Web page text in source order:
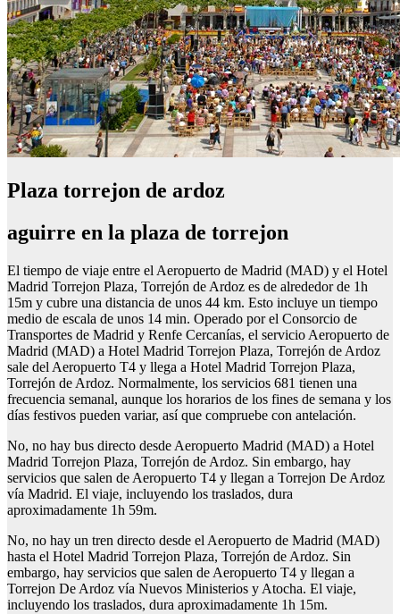
Plaza torrejon de ardoz
aguirre en la plaza de torrejon
El tiempo de viaje entre el Aeropuerto de Madrid (MAD) y el Hotel
Madrid Torrejon Plaza, Torrejón de Ardoz es de alrededor de 1h
15m y cubre una distancia de unos 44 km. Esto incluye un tiempo
medio de escala de unos 14 min. Operado por el Consorcio de
Transportes de Madrid y Renfe Cercanías, el servicio Aeropuerto de
Madrid (MAD) a Hotel Madrid Torrejon Plaza, Torrejón de Ardoz
sale del Aeropuerto T4 y llega a Hotel Madrid Torrejon Plaza,
Torrejón de Ardoz. Normalmente, los servicios 681 tienen una
frecuencia semanal, aunque los horarios de los fines de semana y los
días festivos pueden variar, así que compruebe con antelación.
No, no hay bus directo desde Aeropuerto Madrid (MAD) a Hotel
Madrid Torrejon Plaza, Torrejón de Ardoz. Sin embargo, hay
servicios que salen de Aeropuerto T4 y llegan a Torrejon De Ardoz
vía Madrid. El viaje, incluyendo los traslados, dura
aproximadamente 1h 59m.
No, no hay un tren directo desde el Aeropuerto de Madrid (MAD)
hasta el Hotel Madrid Torrejon Plaza, Torrejón de Ardoz. Sin
embargo, hay servicios que salen de Aeropuerto T4 y llegan a
Torrejon De Ardoz vía Nuevos Ministerios y Atocha. El viaje,
incluyendo los traslados, dura aproximadamente 1h 15m.